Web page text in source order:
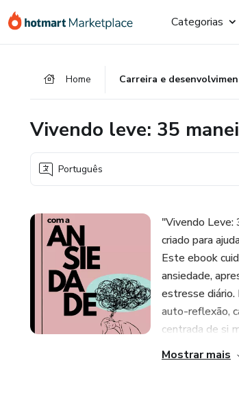
para
para
para
Categorias
Home Carreira e
Vivendo leve: 35
Português
"Vivendo Leve:
criado para
Este ebook
ansiedade,
estresse diário.
auto-reflexão,
centrada de si
Mostrar mais